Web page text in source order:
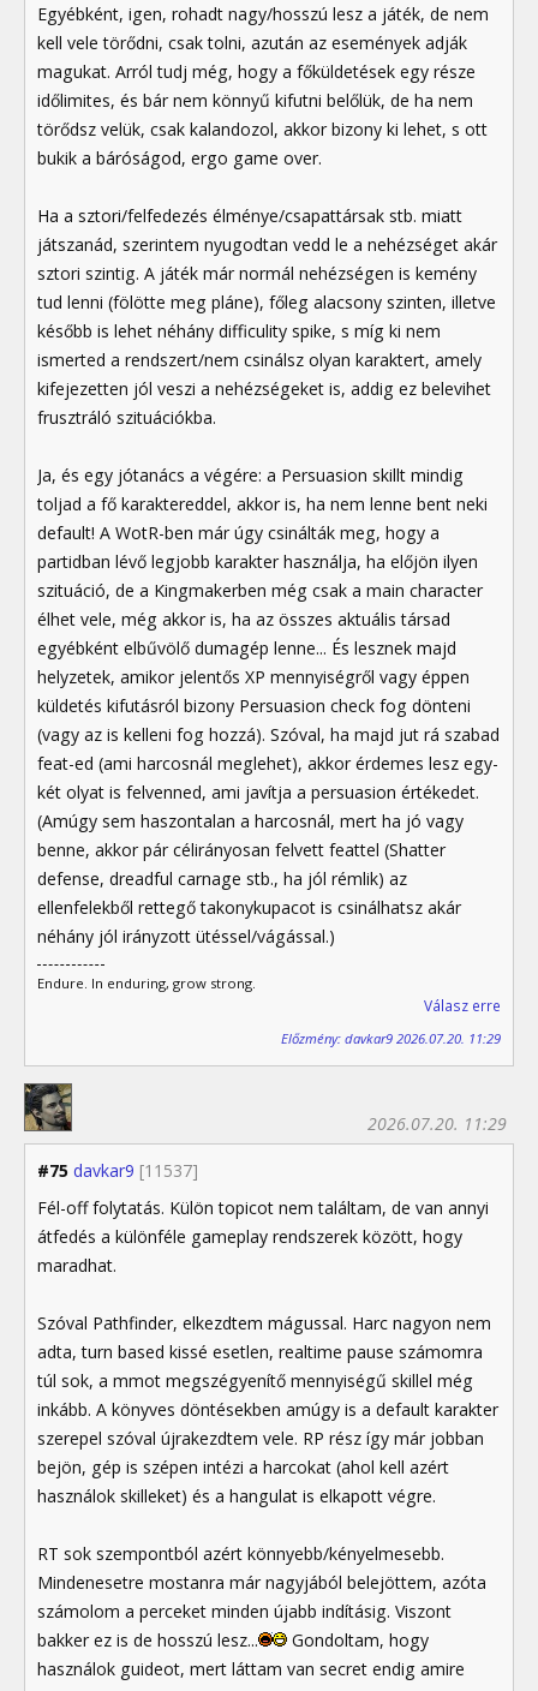
Egyébként, igen, rohadt nagy/hosszú lesz a játék, de nem
kell vele törődni, csak tolni, azután az események adják
magukat. Arról tudj még, hogy a főküldetések egy része
időlimites, és bár nem könnyű kifutni belőlük, de ha nem
törődsz velük, csak kalandozol, akkor bizony ki lehet, s ott
bukik a báróságod, ergo game over.
Ha a sztori/felfedezés élménye/csapattársak stb. miatt
játszanád, szerintem nyugodtan vedd le a nehézséget akár
sztori szintig. A játék már normál nehézségen is kemény
tud lenni (fölötte meg pláne), főleg alacsony szinten, illetve
később is lehet néhány difficulity spike, s míg ki nem
ismerted a rendszert/nem csinálsz olyan karaktert, amely
kifejezetten jól veszi a nehézségeket is, addig ez belevihet
frusztráló szituációkba.
Ja, és egy jótanács a végére: a Persuasion skillt mindig
toljad a fő karaktereddel, akkor is, ha nem lenne bent neki
default! A WotR-ben már úgy csinálták meg, hogy a
partidban lévő legjobb karakter használja, ha előjön ilyen
szituáció, de a Kingmakerben még csak a main character
élhet vele, még akkor is, ha az összes aktuális társad
egyébként elbűvölő dumagép lenne... És lesznek majd
helyzetek, amikor jelentős XP mennyiségről vagy éppen
küldetés kifutásról bizony Persuasion check fog dönteni
(vagy az is kelleni fog hozzá). Szóval, ha majd jut rá szabad
feat-ed (ami harcosnál meglehet), akkor érdemes lesz egy-
két olyat is felvenned, ami javítja a persuasion értékedet.
(Amúgy sem haszontalan a harcosnál, mert ha jó vagy
benne, akkor pár célirányosan felvett feattel (Shatter
defense, dreadful carnage stb., ha jól rémlik) az
ellenfelekből rettegő takonykupacot is csinálhatsz akár
néhány jól irányzott ütéssel/vágással.)
Endure. In enduring, grow strong.
Válasz erre
Előzmény: davkar9 2026.07.20. 11:29
#75 davkar9 [11537]
2026.07.20. 11:29
Fél-off folytatás. Külön topicot nem találtam, de van annyi
átfedés a különféle gameplay rendszerek között, hogy
maradhat.
Szóval Pathfinder, elkezdtem mágussal. Harc nagyon nem
adta, turn based kissé esetlen, realtime pause számomra
túl sok, a mmot megszégyenítő mennyiségű skillel még
inkább. A könyves döntésekben amúgy is a default karakter
szerepel szóval újrakezdtem vele. RP rész így már jobban
bejön, gép is szépen intézi a harcokat (ahol kell azért
használok skilleket) és a hangulat is elkapott végre.
RT sok szempontból azért könnyebb/kényelmesebb.
Mindenesetre mostanra már nagyjából belejöttem, azóta
számolom a perceket minden újabb indításig. Viszont
bakker ez is de hosszú lesz...
Gondoltam, hogy
használok guideot, mert láttam van secret endig amire